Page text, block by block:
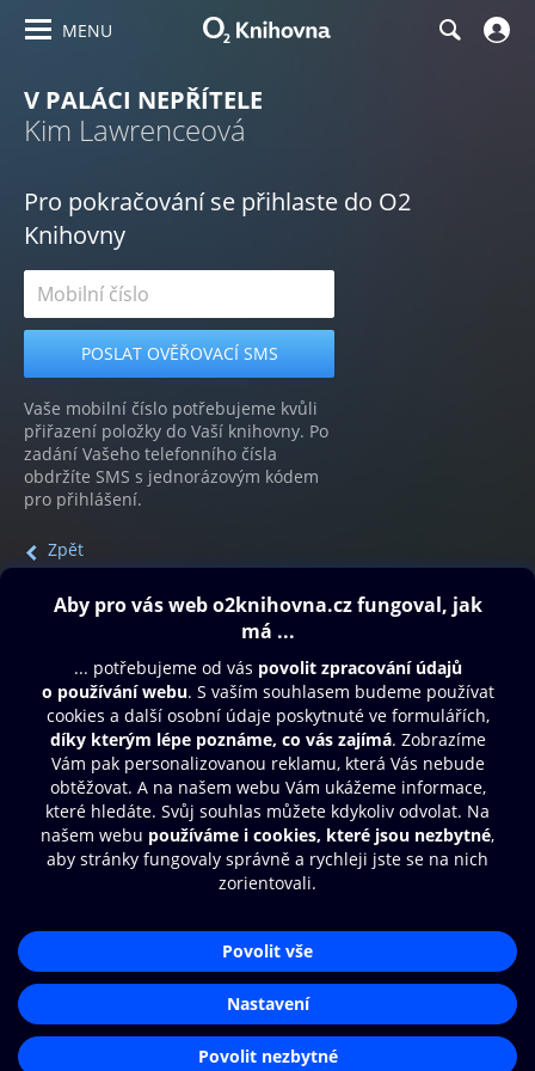
MENU
V PALÁCI NEPŘÍTELE
Kim Lawrenceová
Pro pokračování se přihlaste do O2
Knihovny
Vaše mobilní číslo potřebujeme kvůli
přiřazení položky do Vaší knihovny. Po
zadání Vašeho telefonního čísla
obdržíte SMS s jednorázovým kódem
pro přihlášení.
Zpět
Obsah ke stažení
Moje O2 Knihovna
Další zábava
© O2 Czech Republic a.s.
Přístupnost
Zásady zpracování osobních údajů
Nastavení cookies
Aplikace O2 Knihovna
Čti a poslouchej své e-knihy a
audioknihy rychleji a pohodlněji.